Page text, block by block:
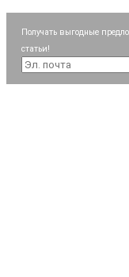
Получать выгодные
статьи!